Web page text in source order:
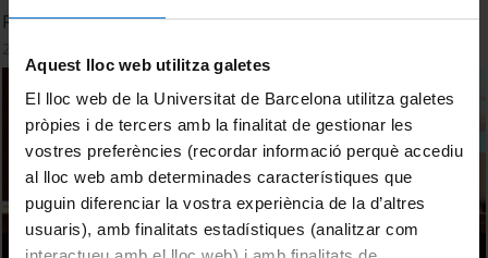
Aquest lloc web utilitza galetes
El lloc web de la Universitat de Barcelona utilitza galetes
pròpies i de tercers amb la finalitat de gestionar les
vostres preferències (recordar informació perquè accediu
al lloc web amb determinades característiques que
puguin diferenciar la vostra experiència de la d’altres
usuaris), amb finalitats estadístiques (analitzar com
Responsabilitat Social Corporativa